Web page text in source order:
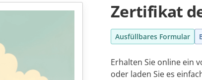
Zertifikat
Ausfüllbares Formular
Erhalten Sie online ein
oder laden Sie es